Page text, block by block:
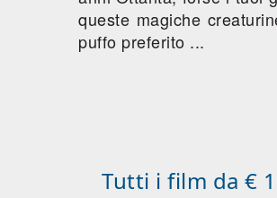
queste magiche
puffo preferito ...
Tutti i film da €